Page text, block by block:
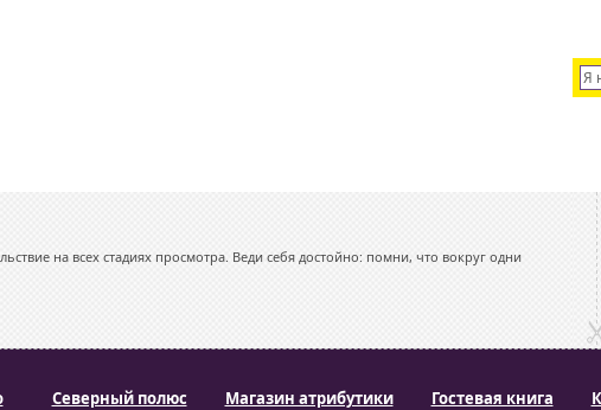
на всех стадиях просмотра. Веди себя достойно: помни, что вокруг одни
Северный полюс Магазин атрибутики Гостевая книга